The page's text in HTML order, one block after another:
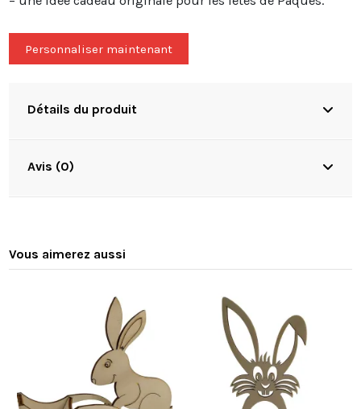
Personnaliser maintenant
Détails du produit
Avis (0)
Vous aimerez aussi